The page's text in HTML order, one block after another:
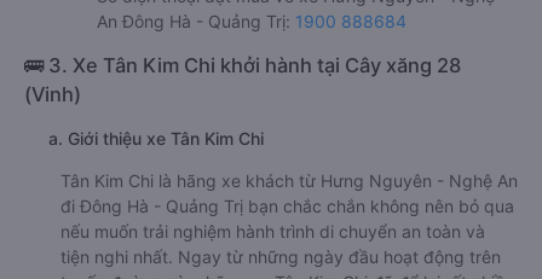
Văn phòng xe Vạn Lục Tùng ở Hưng Nguyên - Nghệ An:
Xem địa chỉ văn phòng nhà xe Vạn Lục Tùng:
https://vexere.com/vi-VN/xe-van-luc-tung
Số điện thoại đặt mua vé xe Hưng Nguyên - Nghệ
🚌 3. Xe Tân Kim Chi khởi hành tại Cây xăng 28
(Vinh)
a. Giới thiệu xe Tân Kim Chi
Tân Kim Chi là hãng xe khách từ Hưng Nguyên - Nghệ An